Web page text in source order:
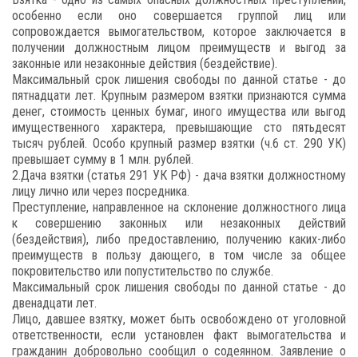
особенно если оно совершается группой лиц или
сопровождается вымогательством, которое заключается в
получении должностным лицом преимуществ и выгод за
законные или незаконные действия (бездействие).
Максимальный срок лишения свободы по данной статье - до
пятнадцати лет. Крупным размером взятки признаются сумма
денег, стоимость ценных бумаг, иного имущества или выгод
имущественного характера, превышающие сто пятьдесят
тысяч рублей. Особо крупный размер взятки (ч.6 ст. 290 УК)
превышает сумму в 1 млн. рублей.
2.Дача взятки (статья 291 УК РФ) - дача взятки должностному
лицу лично или через посредника.
Преступление, направленное на склонение должностного лица
к совершению законных или незаконных действий
(бездействия), либо предоставлению, получению каких-либо
преимуществ в пользу дающего, в том числе за общее
покровительство или попустительство по службе.
Максимальный срок лишения свободы по данной статье - до
двенадцати лет.
Лицо, давшее взятку, может быть освобождено от уголовной
ответственности, если установлен факт вымогательства и
гражданин добровольно сообщил о содеянном. Заявление о